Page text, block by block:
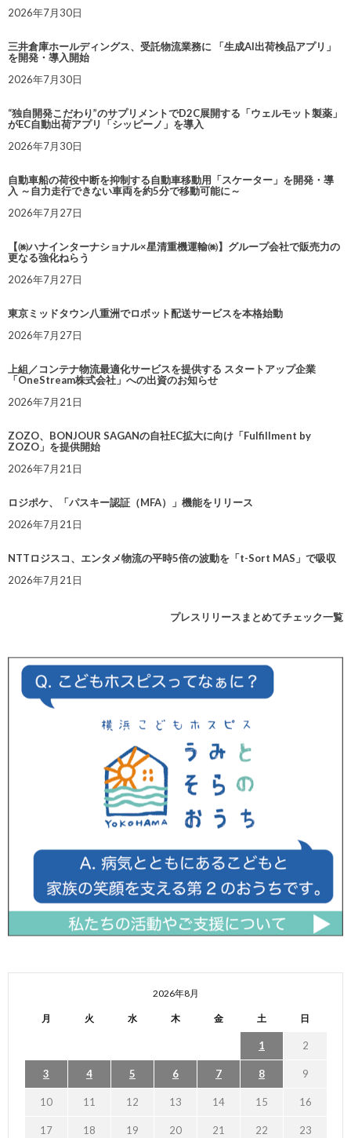
2026年7月30日
三井倉庫ホールディングス、受託物流業務に 「生成AI出荷検品アプリ」
を開発・導入開始
2026年7月30日
“独自開発こだわり”のサプリメントでD2C展開する「ウェルモット製薬」
がEC自動出荷アプリ「シッピーノ」を導入
2026年7月30日
自動車船の荷役中断を抑制する自動車移動用「スケーター」を開発・導
入 ～自力走行できない車両を約5分で移動可能に～
2026年7月27日
【㈱ハナインターナショナル×星清重機運輸㈱】グループ会社で販売力の
更なる強化ねらう
2026年7月27日
東京ミッドタウン八重洲でロボット配送サービスを本格始動
2026年7月27日
上組／コンテナ物流最適化サービスを提供する スタートアップ企業
「OneStream株式会社」への出資のお知らせ
2026年7月21日
ZOZO、BONJOUR SAGANの自社EC拡大に向け「Fulfillment by
ZOZO」を提供開始
2026年7月21日
ロジポケ、「パスキー認証（MFA）」機能をリリース
2026年7月21日
NTTロジスコ、エンタメ物流の平時5倍の波動を「t-Sort MAS」で吸収
2026年7月21日
プレスリリースまとめてチェック一覧
2026年8月
月 火 水 木 金 土 日
1 2
3 4 5 6 7 8 9
10 11 12 13 14 15 16
17 18 19 20 21 22 23